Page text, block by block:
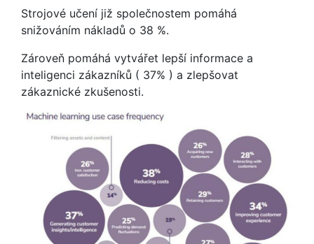
Strojové učení již společnostem pomáhá
snižováním nákladů o 38 %.
Zároveň pomáhá vytvářet lepší informace a
inteligenci zákazníků ( 37% ) a zlepšovat
zákaznické zkušenosti.